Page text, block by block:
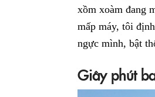
xồm xoàm đang
mấp máy, tôi
ngực mình, bật
Giây phút